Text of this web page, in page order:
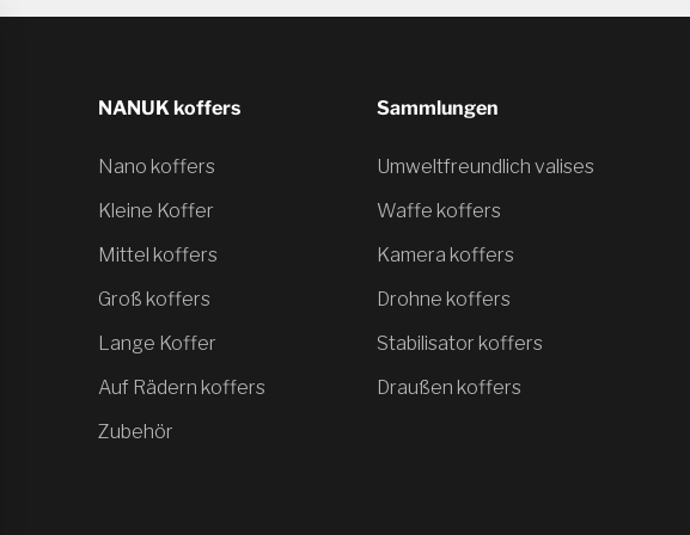
NANUK koffers
Nano koffers
Kleine Koffer
Mittel koffers
Groß koffers
Lange Koffer
Auf Rädern koffers
Zubehör
Sammlungen
Umweltfreundlich valises
Waffe koffers
Kamera koffers
Drohne koffers
Stabilisator koffers
Draußen koffers